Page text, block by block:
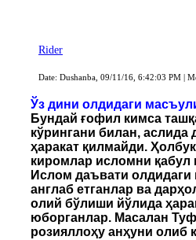
Rider
Date: Dushanba, 09/11/16, 6:42:03 PM |
Ўз дини олдидаги
Бундай ғофил кимса
кўрингани билан, аслида
ҳаракат қилмайди.
киромлар исломни қабул
Ислом даъвати
англаб етганлар ва
олий бўлиши йўлида
юборганлар. Масалан
розияллоҳу анҳуни олиб